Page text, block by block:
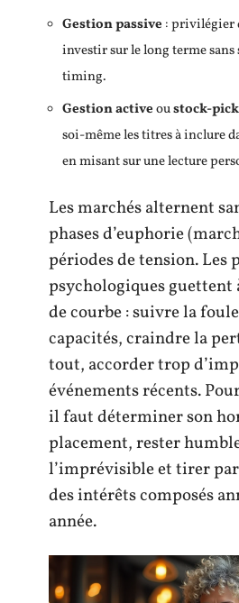
Gestion passive : privilégier
investir sur le long terme sans
timing.
Gestion activeoustock-
soi-même les titres à inclure
en misant sur une lecture
Les marchés alternent
phases d’euphorie
périodes de tension. Les
psychologiques guettent
de courbe : suivre la
capacités, craindre la
tout, accorder trop
événements récents.
il faut déterminer son
placement, rester
l’imprévisible et tirer
des intérêts composés
année.